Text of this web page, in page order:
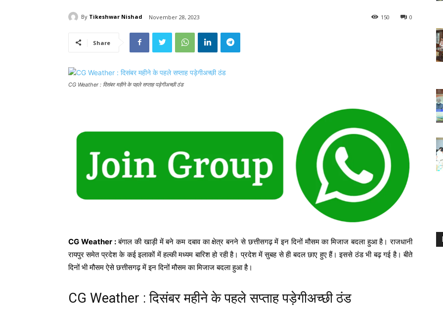
By Tikeshwar Nishad November 28, 2023 0
150
Share
CG Weather : दिसंबर महीने के पहले सप्ताह पड़ेगीअच्छी ठंड
CG Weather :बंगाल की खाड़ी में बने कम दबाव का क्षेत्र बनने से छत्तीसगढ़ में इन दिनों मौसम का मिजाज बदला हुआ है। राजधानी
रायपुर समेत प्रदेश के कई इलाकों में हल्की मध्यम बारिश हो रही है। प्रदेश में सुबह से ही बदल छाए हुए हैं। इससे ठंड भी बढ़ गई है। बीते
दिनों भी मौसम ऐसे छत्तीसगढ़ में इन दिनों मौसम का मिजाज बदला हुआ है।
CG Weather : दिसंबर महीने के पहले सप्ताह पड़ेगीअच्छी ठंड